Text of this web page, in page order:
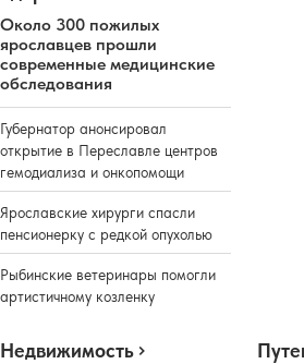
Около 300 пожилых
ярославцев прошли
современные медицинские
обследования
Губернатор анонсировал
открытие в Переславле центров
гемодиализа и онкопомощи
Ярославские хирурги спасли
пенсионерку с редкой опухолью
Рыбинские ветеринары помогли
артистичному козленку
Недвижимость